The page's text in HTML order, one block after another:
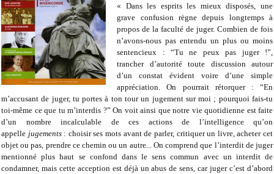
« Dans les esprits les mieux disposés, une
grave confusion règne depuis longtemps à
propos de la faculté de juger. Combien de fois
n’avons-nous pas entendu un plus ou moins
sentencieux : “Tu ne peux pas juger !”,
trancher d’autorité toute discussion autour
d’un constat évident voire d’une simple
appréciation. On pourrait rétorquer : “En
m’accusant de juger, tu portes à ton tour un jugement sur moi ; pourquoi fais-tu
toi-même ce que tu m’interdis ?” On voit ainsi que notre vie quotidienne est faite
d’un nombre incalculable de ces actions de l’intelligence qu’on
appelle jugements: choisir ses mots avant de parler, critiquer un livre, acheter cet
objet ou pas, prendre ce chemin ou un autre... On comprend que l’interdit de juger
mentionné plus haut se confond dans le sens commun avec un interdit de
condamner, mais cette acception est déjà un abus de sens, car juger c’est d’abord